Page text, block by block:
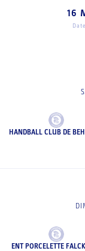
16
HANDBALL CLUB DE
ENT PORCELETTE